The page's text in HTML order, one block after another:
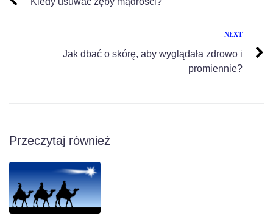
NEXT
Jak dbać o skórę, aby wyglądała zdrowo i
promiennie?
Przeczytaj również